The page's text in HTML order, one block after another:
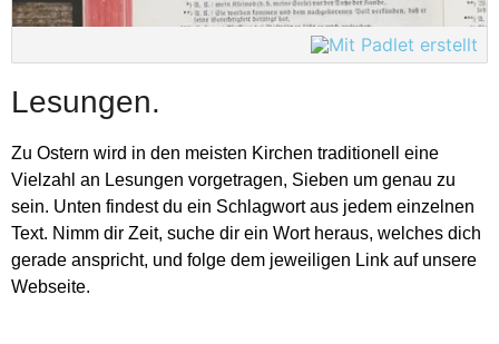
Lesungen.
Zu Ostern wird in den meisten Kirchen traditionell eine
Vielzahl an Lesungen vorgetragen, Sieben um genau zu
sein. Unten findest du ein Schlagwort aus jedem einzelnen
Text. Nimm dir Zeit, suche dir ein Wort heraus, welches dich
gerade anspricht, und folge dem jeweiligen Link auf unsere
Webseite.